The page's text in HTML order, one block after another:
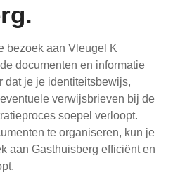
bezoek aan Vleugel K
documenten en informatie
dat je je identiteitsbewijs,
verwijsbrieven bij de
soepel verloopt.
te organiseren, kun je
aan Gasthuisberg efficiënt en